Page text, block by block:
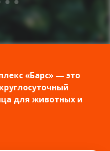
«Барс» — это
для животных и